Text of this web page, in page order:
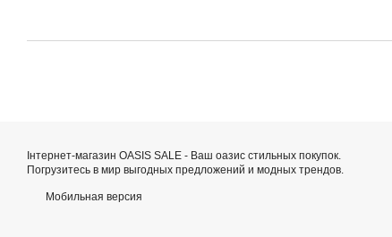
Інтернет-магазин OASIS SALE - Ваш оазис стильных покупок.
Погрузитесь в мир выгодных предложений и модных трендов.
Мобильная версия